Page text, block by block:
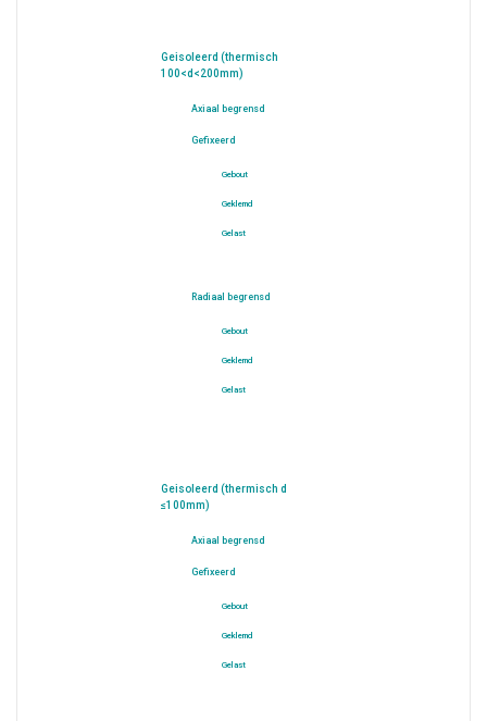
Geisoleerd (thermisch
100<d<200mm)
Axiaal begrensd
Gefixeerd
Gebout
Geklemd
Gelast
Radiaal begrensd
Gebout
Geklemd
Gelast
Geisoleerd (thermisch d
≤100mm)
Axiaal begrensd
Gefixeerd
Gebout
Geklemd
Gelast